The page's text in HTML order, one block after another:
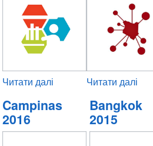
Читати далі
2019
Читати далі
2018
Campinas
2016
Bangkok
2015